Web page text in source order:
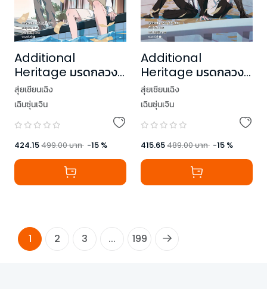
Additional
Heritage มรดกลวง
รัก เล่ม 1
สุ่ยเชียนเฉิง
เฉินซุ่นเจิน
424.15499.00บาท -15 %
Additional
Heritage มรดกลวง
รัก เล่ม 2
สุ่ยเชียนเฉิง
เฉินซุ่นเจิน
415.65489.00บาท -15 %
1 2 3 ... 199